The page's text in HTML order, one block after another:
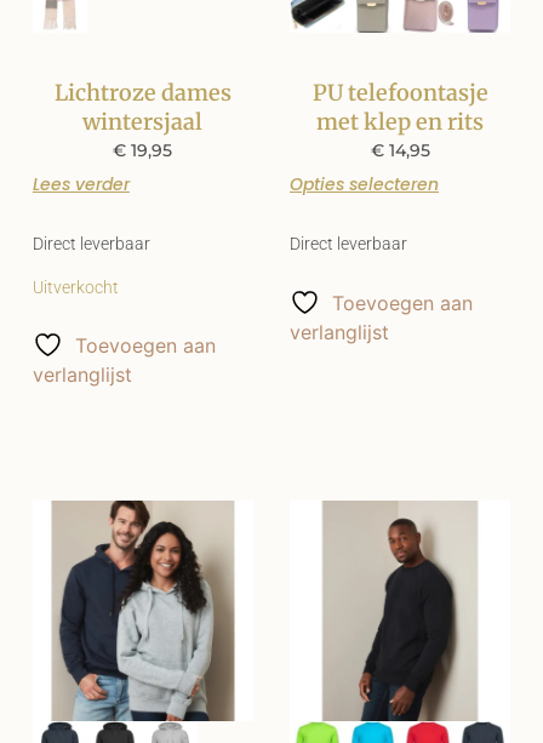
Lichtroze dames
wintersjaal
€ 19,95
Lees verder
Direct leverbaar
Uitverkocht
Toevoegen aan
verlanglijst
PU telefoontasje
met klep en rits
€14,95
Opties selecteren
Direct leverbaar
Toevoegen aan
verlanglijst